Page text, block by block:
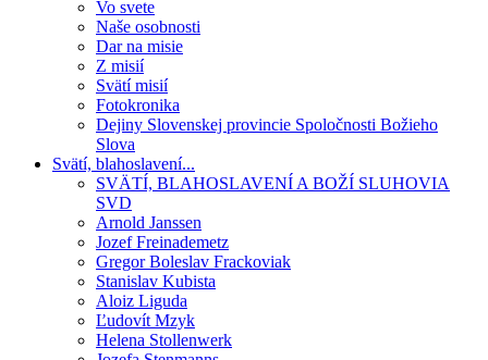
Vo svete
Naše osobnosti
Dar na misie
Z misií
Svätí misií
Fotokronika
Dejiny Slovenskej provincie Spoločnosti Božieho
Slova
Svätí, blahoslavení...
SVÄTÍ, BLAHOSLAVENÍ A BOŽÍ SLUHOVIA
SVD
Arnold Janssen
Jozef Freinademetz
Gregor Boleslav Frackoviak
Stanislav Kubista
Aloiz Liguda
Ľudovít Mzyk
Helena Stollenwerk